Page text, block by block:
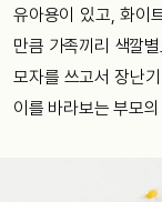
유아용이 있고, 화이
만큼 가족끼리 색깔
모자를 쓰고서 장난
이를 바라보는 부모